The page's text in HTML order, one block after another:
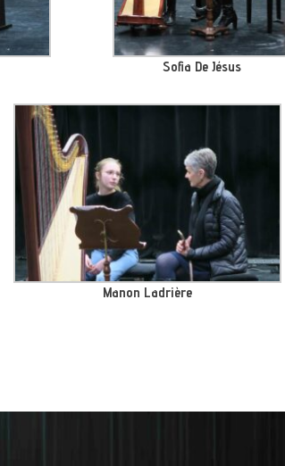
Sofia De Jésus
Manon Ladrière